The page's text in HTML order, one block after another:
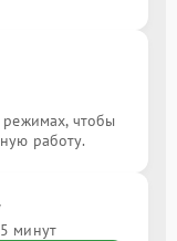
режимах, чтобы
работу.
минут